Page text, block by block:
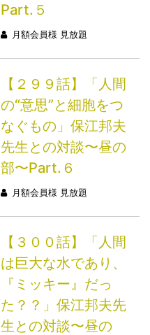
Part.５
月額会員様 見放題
【２９９話】「人間
の“意思”と細胞をつ
なぐもの」保江邦夫
先生との対談〜昼の
部〜Part.６
月額会員様 見放題
【３００話】「人間
は巨大な水であり、
『ミッキー』だっ
た？？」保江邦夫先
生との対談〜昼の